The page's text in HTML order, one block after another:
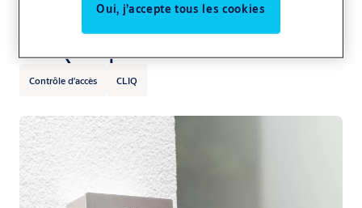
CLIQ® Updater
Contrôle d'accès CLIQ
Oui, j’accepte tous les cookies